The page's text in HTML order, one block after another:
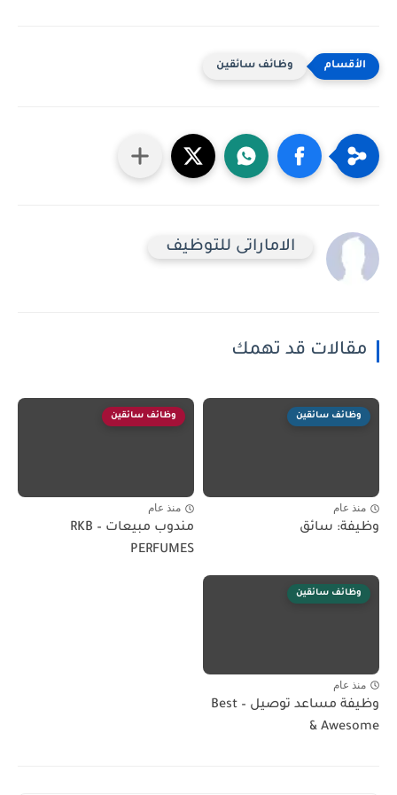
وظائف سائقين
الاماراتى للتوظيف
مقالات قد تهمك
وظائف سائقين
منذ عام
وظيفة: سائق
وظائف سائقين
منذ عام
مندوب مبيعات – RKB
PERFUMES
وظائف سائقين
منذ عام
وظيفة مساعد توصيل – Best
& Awesome